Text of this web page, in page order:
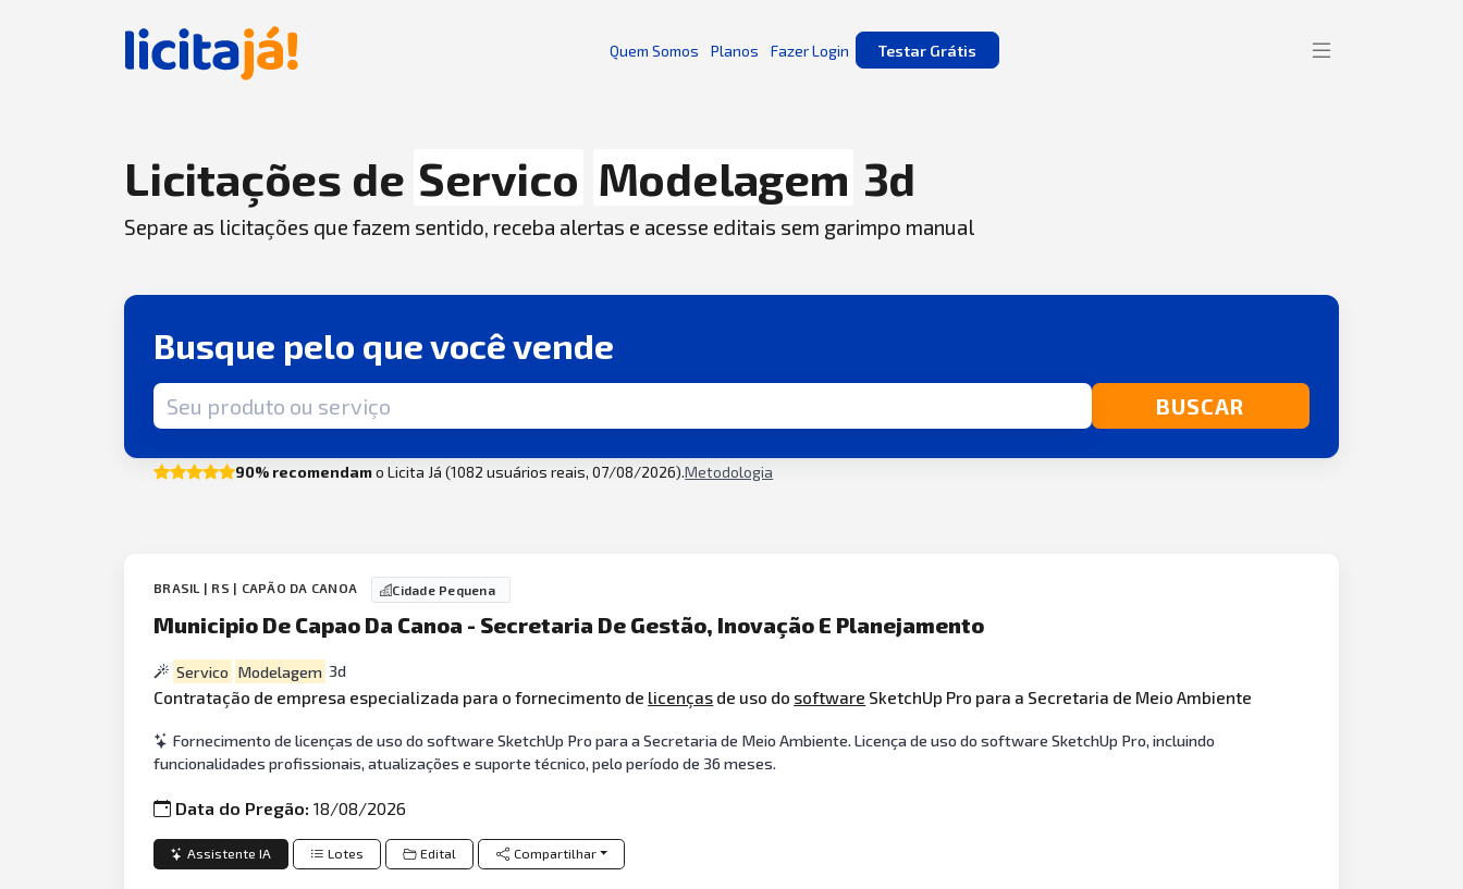
Quem Somos Planos Fazer Login Testar Grátis
Licitações de Servico Modelagem 3d
Separe as licitações que fazem sentido, receba alertas e acesse editais sem garimpo manual
Busque pelo que você vende
Termo de busca BUSCAR
90% recomendamo Licita Já (1082 usuários reais, 07/08/2026).Metodologia
BRASIL | RS | CAPÃO DA CANOA Cidade Pequena
Municipio De Capao Da Canoa - Secretaria De Gestão, Inovação E Planejamento
Servico Modelagem 3d
Contratação de empresa especializada para o fornecimento de licenças de uso do software SketchUp Pro para a Secretaria de Meio Ambiente
Fornecimento de licenças de uso do software SketchUp Pro para a Secretaria de Meio Ambiente. Licença de uso do software SketchUp Pro, incluindo
funcionalidades profissionais, atualizações e suporte técnico, pelo período de 36 meses.
Data do Pregão:18/08/2026
Assistente IA Lotes Edital Compartilhar